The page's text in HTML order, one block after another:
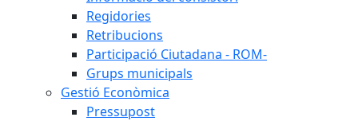
Regidories
Retribucions
Participació Ciutadana - ROM-
Grups municipals
Gestió Econòmica
Pressupost